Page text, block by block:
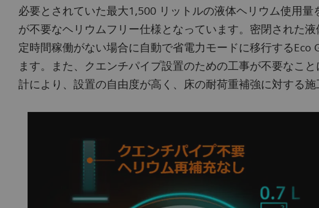
必要とされていた最大1,500 リットルの液体ヘリウム使用
が不要なヘリウムフリー仕様となっています。密閉された
定時間稼働がない場合に自動で省電力モードに移行する
ます。また、クエンチパイプ設置のための工事が不要なこ
計により、設置の自由度が高く、床の耐荷重補強に対する施